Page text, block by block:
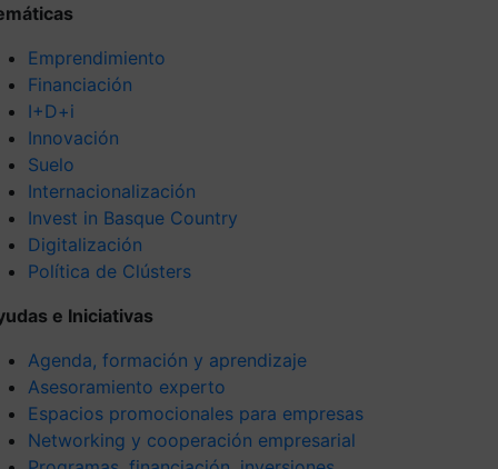
Emprendimiento
Financiación
I+D+i
Innovación
Suelo
Internacionalización
Invest in Basque Country
Digitalización
Política de Clústers
e Iniciativas
Agenda, formación y aprendizaje
Asesoramiento experto
Espacios promocionales para empresas
Networking y cooperación empresarial